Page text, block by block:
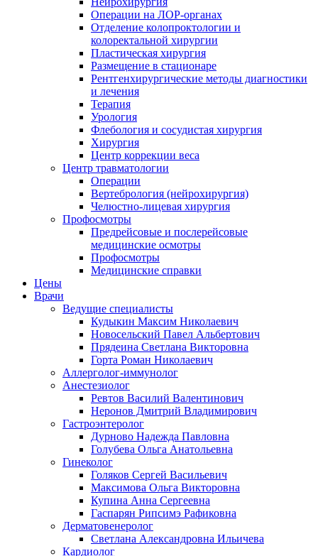
Операции на ЛОР-органах
Отделение колопроктологии и
колоректальной хирургии
Пластическая хирургия
Размещение в стационаре
Рентгенхирургические методы диагностики
и лечения
Терапия
Урология
Флебология и сосудистая хирургия
Хирургия
Центр коррекции веса
Центр травматологии
Операции
Вертебрология (нейрохирургия)
Челюстно-лицевая хирургия
Профосмотры
Предрейсовые и послерейсовые
медицинские осмотры
Профосмотры
Медицинские справки
Цены
Врачи
Ведущие специалисты
Кудыкин Максим Николаевич
Новосельский Павел Альбертович
Прядеина Светлана Викторовна
Горта Роман Николаевич
Аллерголог-иммунолог
Анестезиолог
Ревтов Василий Валентинович
Неронов Дмитрий Владимирович
Гастроэнтеролог
Дурново Надежда Павловна
Голубева Ольга Анатольевна
Гинеколог
Голяков Сергей Васильевич
Максимова Ольга Викторовна
Купина Анна Сергеевна
Гаспарян Рипсимэ Рафиковна
Дерматовенеролог
Светлана Александровна Ильичева
Кардиолог